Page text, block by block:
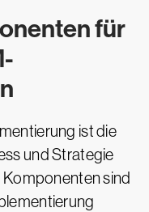
für
ist die
und Strategie
sind